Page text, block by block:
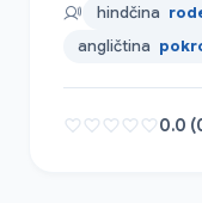
hindčina
angličtina
0.0